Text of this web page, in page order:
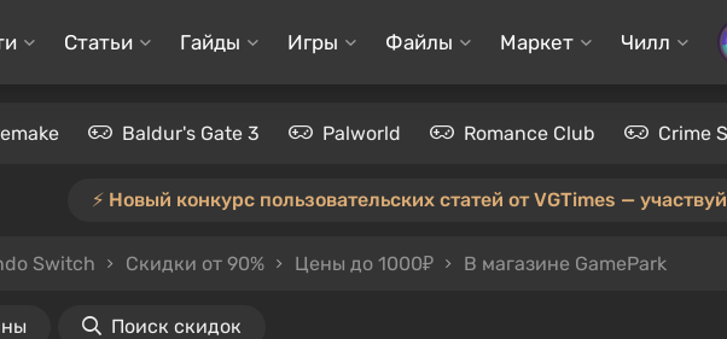
Статьи Гайды Игры Файлы Маркет Чилл
Baldur's Gate 3 Palworld Romance Club Crime
⚡️ Новый конкурс пользовательских статей от VGTimes —
Switch Скидки от 90% Цены до 1000₽ В магазине GamePark
Поиск скидок